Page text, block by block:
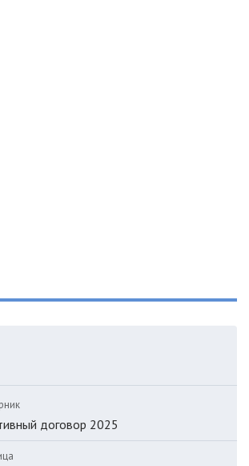
договор 2025